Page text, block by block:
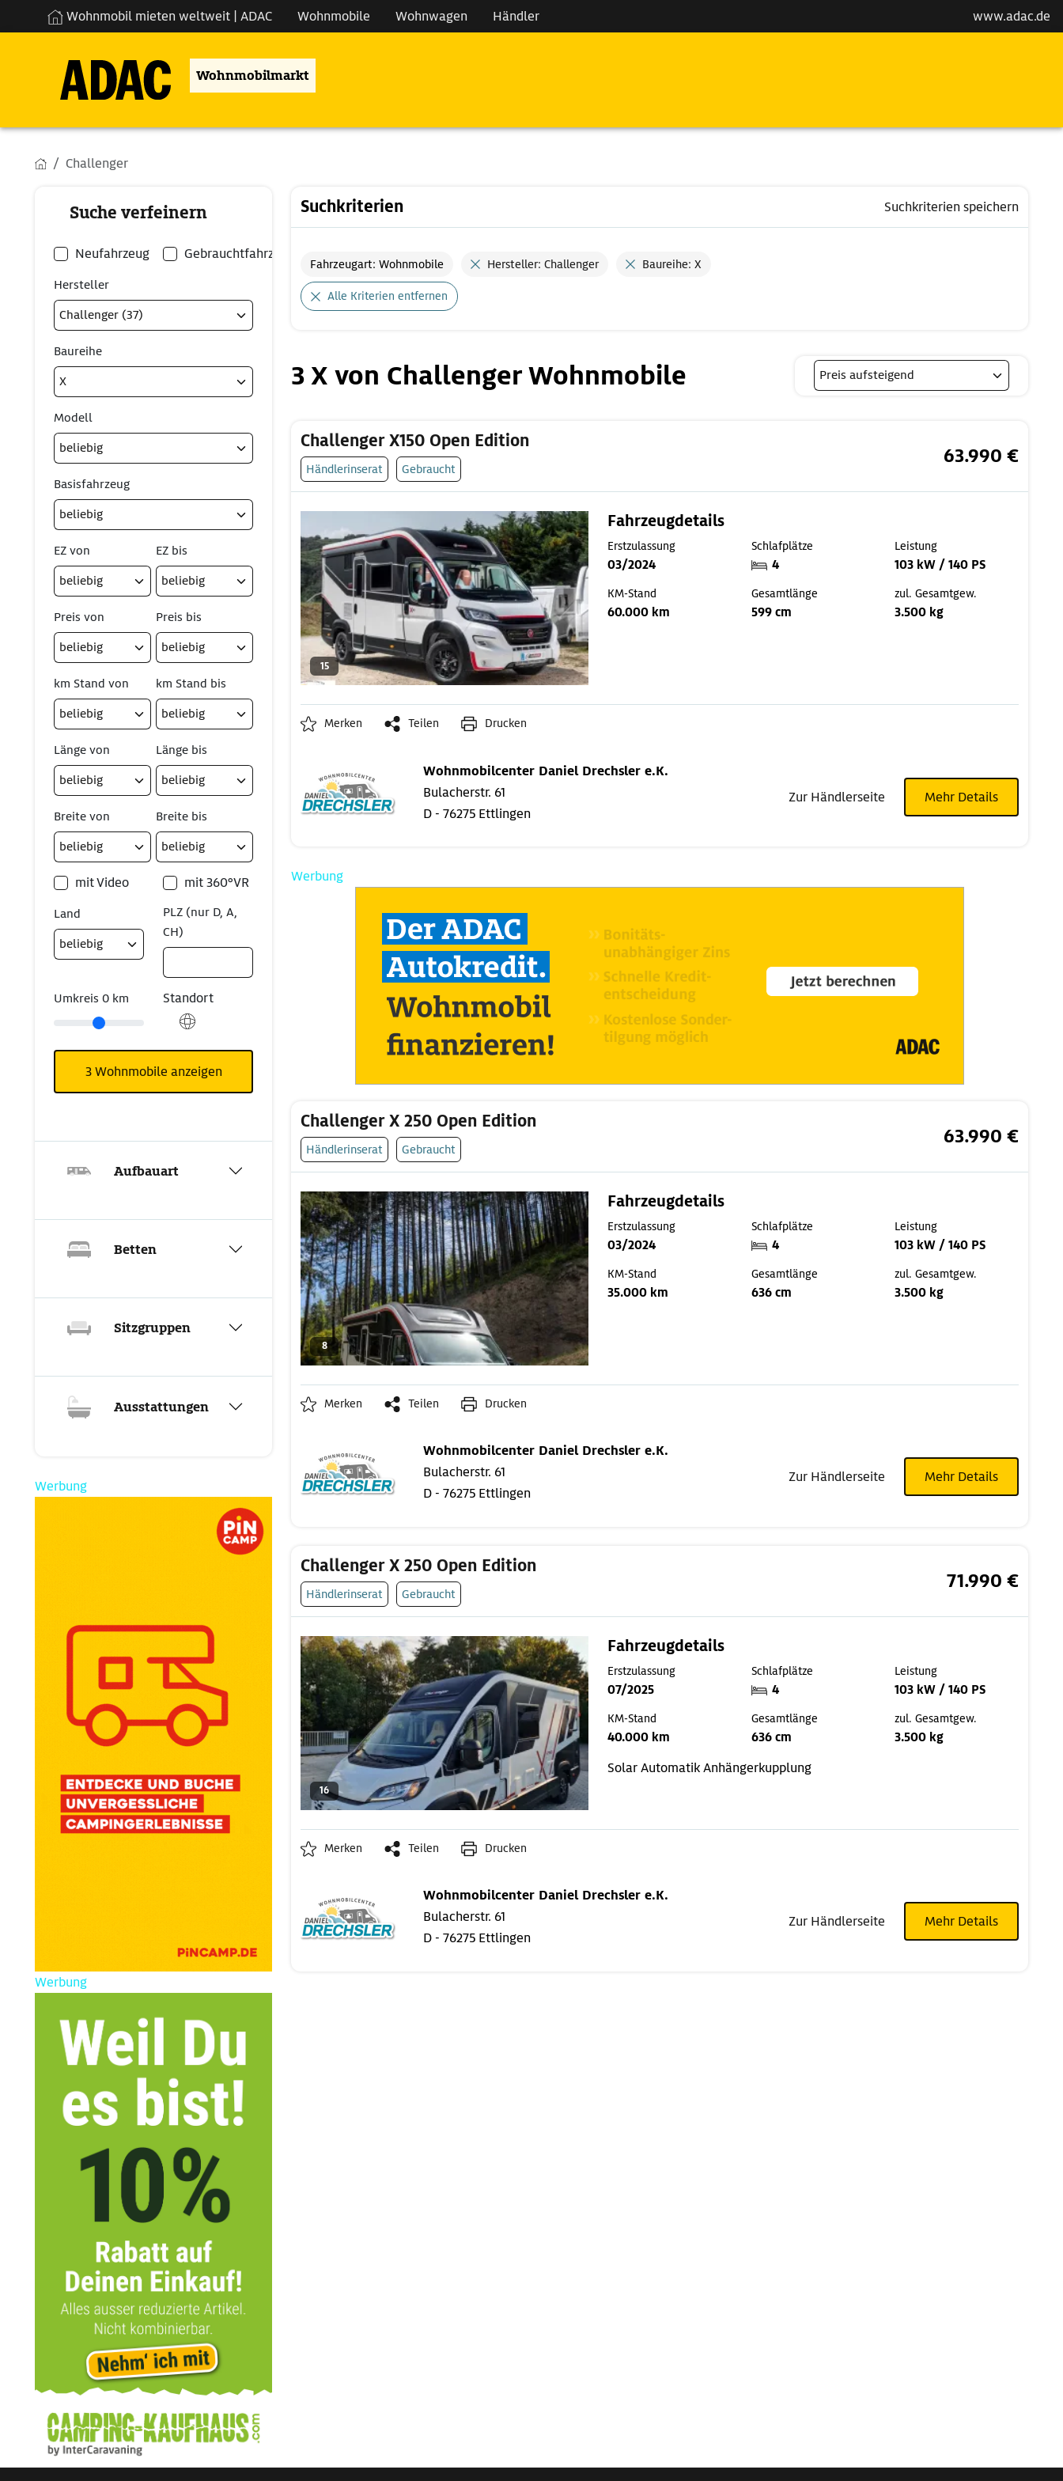
Wohnmobil mieten weltweit | ADAC Wohnmobile Wohnwagen Händler www.adac.de
Wohnmobilmarkt
Challenger
Suchkriterien Suchkriterien speichern
Fahrzeugart: Wohnmobile Hersteller: Challenger Baureihe: X
Alle Kriterien entfernen
3 X von Challenger Wohnmobile
Challenger X150 Open Edition
Händlerinserat Gebraucht
63.990 €
15
Fahrzeugdetails
Erstzulassung
03/2024
Schlafplätze
4
Leistung
103 kW / 140 PS
KM-Stand
60.000 km
Gesamtlänge
599 cm
zul. Gesamtgew.
3.500 kg
Merken Teilen Drucken
Wohnmobilcenter Daniel Drechsler e.K.
Bulacherstr. 61
D - 76275 Ettlingen
Zur Händlerseite Mehr Details
Werbung
Challenger X 250 Open Edition
Händlerinserat Gebraucht
63.990 €
8
Fahrzeugdetails
Erstzulassung
03/2024
Schlafplätze
4
Leistung
103 kW / 140 PS
KM-Stand
35.000 km
Gesamtlänge
636 cm
zul. Gesamtgew.
3.500 kg
Merken Teilen Drucken
Wohnmobilcenter Daniel Drechsler e.K.
Bulacherstr. 61
D - 76275 Ettlingen
Zur Händlerseite Mehr Details
Challenger X 250 Open Edition
Händlerinserat Gebraucht
71.990 €
16
Fahrzeugdetails
Erstzulassung
07/2025
Schlafplätze
4
Leistung
103 kW / 140 PS
KM-Stand
40.000 km
Gesamtlänge
636 cm
zul. Gesamtgew.
3.500 kg
Solar Automatik Anhängerkupplung
Merken Teilen Drucken
Wohnmobilcenter Daniel Drechsler e.K.
Bulacherstr. 61
D - 76275 Ettlingen
Zur Händlerseite Mehr Details
Suche verfeinern
Neufahrzeug Gebrauchtfahrzeug
Hersteller
Baureihe
Modell
Basisfahrzeug
EZ von EZ bis
Preis von Preis bis
km Stand von km Stand bis
Länge von Länge bis
Breite von Breite bis
mit Video mit 360°VR
Land
PLZ (nur D, A,
CH)
Umkreis 0 km Standort
3Wohnmobile anzeigen
Aufbauart
Betten
Sitzgruppen
Ausstattungen
Werbung
Werbung